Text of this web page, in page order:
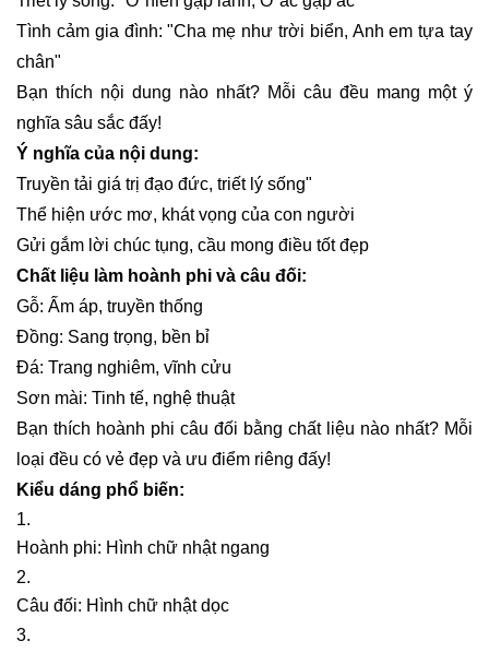
Tình cảm gia đình: "Cha mẹ như trời biển, Anh em tựa tay
chân"
Bạn thích nội dung nào nhất? Mỗi câu đều mang một ý
nghĩa sâu sắc đấy!
Ý nghĩa của nội dung:
Truyền tải giá trị đạo đức, triết lý sống"
Thể hiện ước mơ, khát vọng của con người
Gửi gắm lời chúc tụng, cầu mong điều tốt đẹp
Chất liệu làm hoành phi và câu đối:
Gỗ: Ấm áp, truyền thống
Đồng: Sang trọng, bền bỉ
Đá: Trang nghiêm, vĩnh cửu
Sơn mài: Tinh tế, nghệ thuật
Bạn thích hoành phi câu đối bằng chất liệu nào nhất? Mỗi
loại đều có vẻ đẹp và ưu điểm riêng đấy!
Kiểu dáng phổ biến:
Hoành phi: Hình chữ nhật ngang
Câu đối: Hình chữ nhật dọc